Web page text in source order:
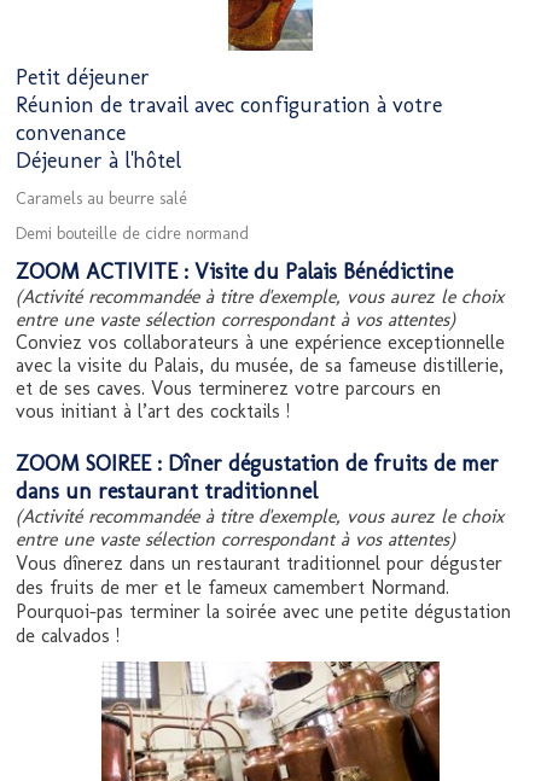
Petit déjeuner
Réunion de travail avec configuration à votre
convenance
Déjeuner à l'hôtel
Caramels au beurre salé
Demi bouteille de cidre normand
ZOOM ACTIVITE : Visite du Palais Bénédictine
(Activité recommandée à titre d'exemple, vous aurez le choix
entre une vaste sélection correspondant à vos attentes)
Conviez vos collaborateurs à une expérience exceptionnelle
avec la visite du Palais, du musée, de sa fameuse distillerie,
et de ses caves. Vous terminerez votre parcours en
vous initiant à l’art des cocktails !
ZOOM SOIREE : Dîner dégustation de fruits de mer
dans un restaurant traditionnel
(Activité recommandée à titre d'exemple, vous aurez le choix
entre une vaste sélection correspondant à vos attentes)
Vous dînerez dans un restaurant traditionnel pour déguster
des fruits de mer et le fameux camembert Normand.
Pourquoi-pas terminer la soirée avec une petite dégustation
de calvados !